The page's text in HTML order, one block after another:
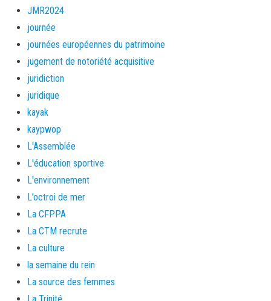
JMR2024
journée
journées européennes du patrimoine
jugement de notoriété acquisitive
juridiction
juridique
kayak
kaypwop
L'Assemblée
L'éducation sportive
L'environnement
L’octroi de mer
La CFPPA
La CTM recrute
La culture
la semaine du rein
La source des femmes